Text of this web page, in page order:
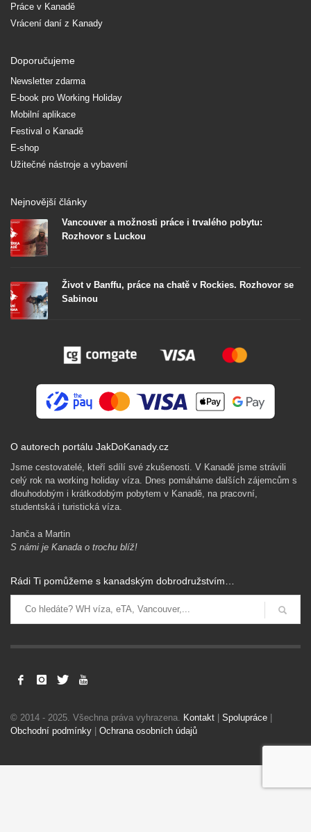
Práce v Kanadě
Vrácení daní z Kanady
Doporučujeme
Newsletter zdarma
E-book pro Working Holiday
Mobilní aplikace
Festival o Kanadě
E-shop
Užitečné nástroje a vybavení
Nejnovější články
Vancouver a možnosti práce i trvalého pobytu:
Rozhovor s Luckou
Život v Banffu, práce na chatě v Rockies. Rozhovor se
Sabinou
O autorech portálu JakDoKanady.cz
Jsme cestovatelé, kteří sdílí své zkušenosti. V Kanadě jsme strávili
celý rok na working holiday víza. Dnes pomáháme dalších zájemcům s
dlouhodobým i krátkodobým pobytem v Kanadě, na pracovní,
studentská i turistická víza.
Janča a Martin
S námi je Kanada o trochu blíž!
Rádi Ti pomůžeme s kanadským dobrodružstvím…
© 2014 - 2025. Všechna práva vyhrazena. Kontakt | Spolupráce |
Obchodní podmínky | Ochrana osobních údajů
Levné letenky, vízový proces a imigrační v Kanadě. Pojištění a
další dokumenty pro hladký přílet.